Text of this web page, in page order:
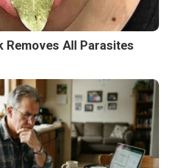
Removes All Parasites